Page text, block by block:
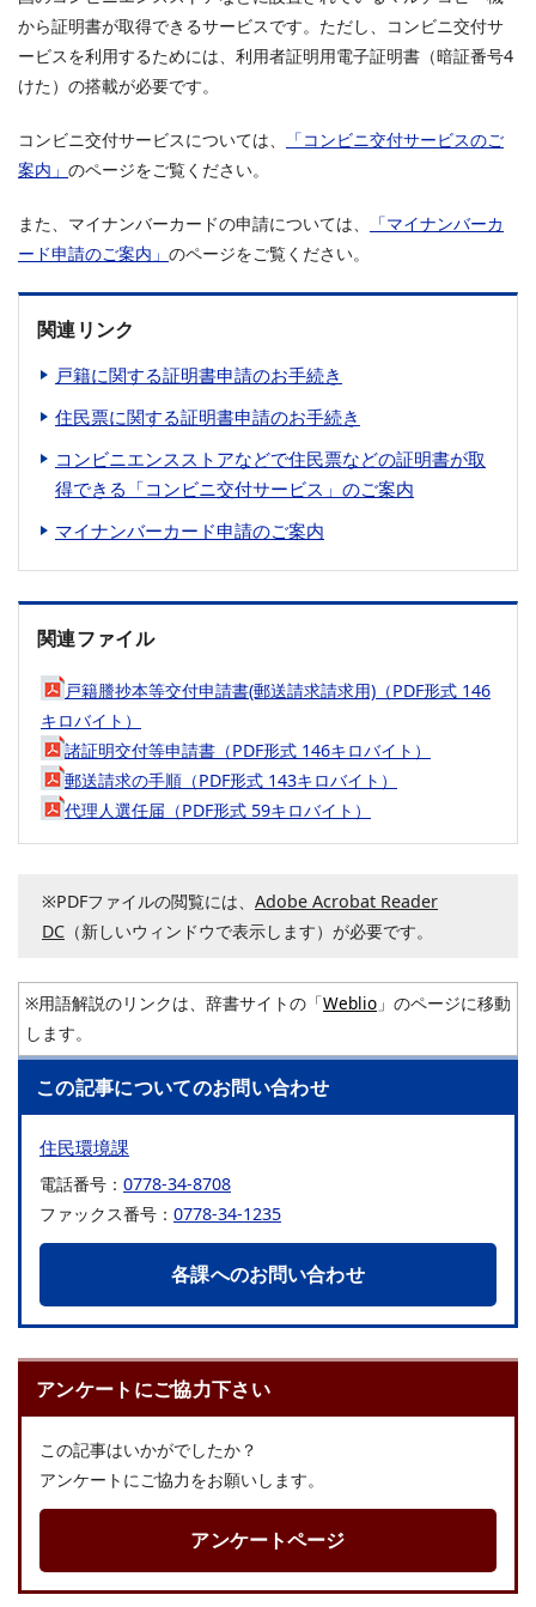
から証明書が取得できるサービスです。ただし、コンビニ交付サ
ービスを利用するためには、利用者証明用電子証明書（暗証番号4
けた）の搭載が必要です。
コンビニ交付サービスについては、
「コンビニ交付サービスのご
案内」 のページをご覧ください。
また、マイナンバーカードの申請については、
「マイナンバーカ
ード申請のご案内」 のページをご覧ください。
関連リンク
戸籍に関する証明書申請のお手続き
住民票に関する証明書申請のお手続き
コンビニエンスストアなどで住民票などの証明書が取
得できる「コンビニ交付サービス」のご案内
マイナンバーカード申請のご案内
関連ファイル
戸籍謄抄本等交付申請書(郵送請求請求用)（PDF形式 146
キロバイト）
諸証明交付等申請書（PDF形式 146キロバイト）
郵送請求の手順（PDF形式 143キロバイト）
代理人選任届（PDF形式 59キロバイト）
※PDFファイルの閲覧には、 Adobe Acrobat Reader
DC （新しいウィンドウで表示します）が必要です。
※用語解説のリンクは、辞書サイトの「Weblio 」のページに移動
します。
この記事についてのお問い合わせ
住民環境課
電話番号： 0778-34-8708
ファックス番号： 0778-34-1235
各課へのお問い合わせ
アンケートにご協力下さい
この記事はいかがでしたか？
アンケートにご協力をお願いします。
アンケートページ